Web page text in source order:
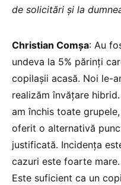
de solicitări și la
Christian Comșa: Au
undeva la 5% părinți
copilașii acasă. Noi le-
realizăm învățare
am închis toate
oferit o alternativă
justificată. Incidența
cazuri este foarte
Este suficient ca un